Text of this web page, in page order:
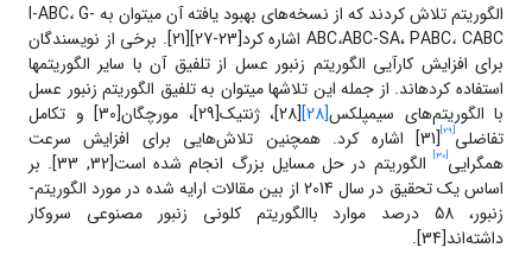
الگوریتم تلاش کردند که از نسخه‌های بهبود یافته‌ آن می­توان به I-ABC
،G-
ABC،ABC-SA، PABC،
CABC اشاره کرد[23-27][21]. برخی از نویسندگان
برای افزایش کارآیی الگوریتم زنبور عسل از تلفیق آن با سایر الگوریتم­ها
استفاده کرده­اند. از جمله این تلاش­ها می­توان به تلفیق الگوریتم زنبور عسل
با الگوریتم‌‌های سیمپلکس[28]
[28]، ژنتیک[29]، مورچگان[30] و تکامل
تفاضلی[29]
[31] اشاره کرد. همچنین تلاش­‌هایی برای افزایش سرعت
همگرایی[30]
الگوریتم در حل مسایل بزرگ انجام شده است[32, 33]. بر
اساس یک تحقیق در سال 2014 از بین مقالات ارایه شده در مورد الگوریتم­
زنبور، 58 درصد موارد باالگوریتم کلونی زنبور مصنوعی سروکار
داشته‌اند[34].